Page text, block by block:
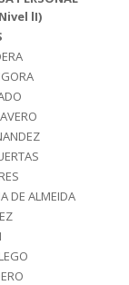
lI)
DE ALMEIDA